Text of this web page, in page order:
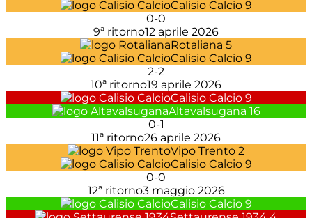
Calisio Calcio 9
0-0
9ª ritorno12 aprile 2026
Rotaliana 5
Calisio Calcio 9
2-2
10ª ritorno19 aprile 2026
Calisio Calcio 9
Altavalsugana 16
0-1
11ª ritorno26 aprile 2026
Vipo Trento 2
Calisio Calcio 9
0-0
12ª ritorno3 maggio 2026
Calisio Calcio 9